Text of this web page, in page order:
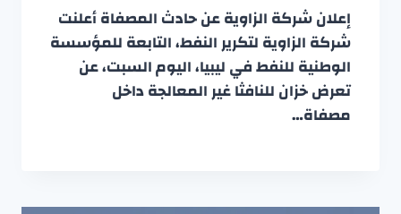
إعلان شركة الزاوية عن حادث المصفاة أعلنت
شركة الزاوية لتكرير النفط، التابعة للمؤسسة
الوطنية للنفط في ليبيا، اليوم السبت، عن
تعرض خزان للنافثا غير المعالجة داخل
مصفاة…